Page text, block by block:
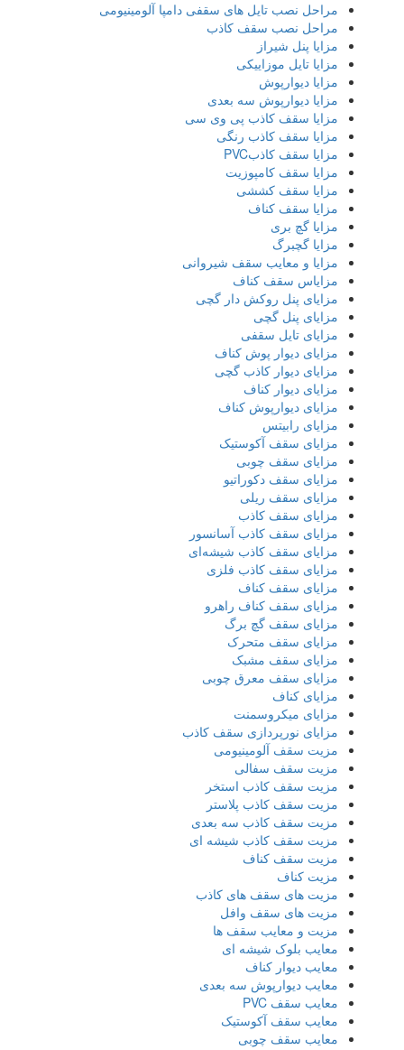
مراحل نصب تایل‌ های سقفی دامپا آلومینیومی
مراحل نصب سقف کاذب
مزایا پنل شیراز
مزایا تایل موزاییکی
مزایا دیوارپوش
مزایا دیوارپوش سه بعدی
مزایا سقف کاذب پی وی سی
مزایا سقف کاذب رنگی
مزایا سقف کاذبPVC
مزایا سقف کامپوزیت
مزایا سقف کششی
مزایا سقف کناف
مزایا گچ بری
مزایا گچبرگ
مزایا و معایب سقف شیروانی
مزایاس سقف کناف
مزایای پنل روکش دار گچی
مزایای پنل گچی
مزایای تایل سقفی
مزایای دیوار پوش کناف
مزایای دیوار کاذب گچی
مزایای دیوار کناف
مزایای دیوارپوش کناف
مزایای رابیتس
مزایای سقف آکوستیک
مزایای سقف چوبی
مزایای سقف دکوراتیو
مزایای سقف ریلی
مزایای سقف کاذب
مزایای سقف کاذب آسانسور
مزایای سقف کاذب شیشه‌ای
مزایای سقف کاذب فلزی
مزایای سقف کناف
مزایای سقف کناف راهرو
مزایای سقف گچ برگ
مزایای سقف متحرک
مزایای سقف مشبک
مزایای سقف معرق چوبی
مزایای کناف
مزایای میکروسمنت
مزایای نورپردازی سقف کاذب
مزیت سقف آلومینیومی
مزیت سقف سفالی
مزیت سقف کاذب استخر
مزیت سقف کاذب پلاستر
مزیت سقف کاذب سه بعدی
مزیت سقف کاذب شیشه ای
مزیت سقف کناف
مزیت کناف
مزیت های سقف های کاذب
مزیت های سقف وافل
مزیت و معایب سقف ها
معایب بلوک شیشه ای
معایب دیوار کناف
معایب دیوارپوش سه بعدی
معایب سقف PVC
معایب سقف آکوستیک
معایب سقف چوبی